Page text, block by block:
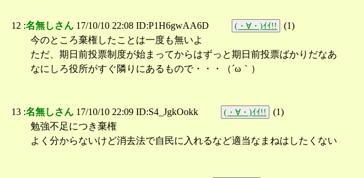
12 :名無しさん 17/10/10 22:08 ID:P1H6gwAA6D (・∀・)ｲｲ!! (1)
今のところ棄権したことは一度も無いよ
ただ、期日前投票制度が始まってからはずっと期日前投票ばかりだなあ
なにしろ役所がすぐ隣りにあるもので・・・（´ω｀）
13 :名無しさん 17/10/10 22:09 ID:S4_JgkOokk (・∀・)ｲｲ!! (1)
勉強不足につき棄権
よく分からないけど消去法で自民に入れるなど適当なまねはしたくない